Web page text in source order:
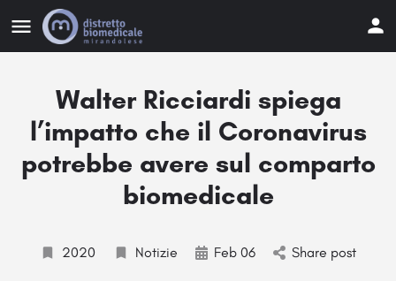
Walter Ricciardi spiega
l’impatto che il Coronavirus
potrebbe avere sul comparto
biomedicale
2020 Notizie Feb 06 Share post